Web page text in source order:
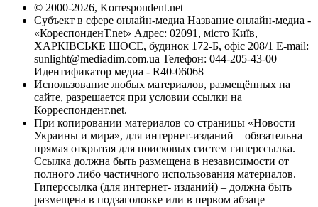
© 2000-2026, Korrespondent.net
Субъект в сфере онлайн-медиа Название онлайн-медиа -
«КореспонденТ.net» Адрес: 02091, місто Київ,
ХАРКІВСЬКЕ ШОСЕ, будинок 172-Б, офіс 208/1 E-mail:
sunlight@mediadim.com.ua Телефон: 044-205-43-00
Идентификатор медиа - R40-06068
Использование любых материалов, размещённых на
сайте, разрешается при условии ссылки на
Корреспондент.net.
При копировании материалов со страницы «Новости
Украины и мира», для интернет-изданий – обязательна
прямая открытая для поисковых систем гиперссылка.
Ссылка должна быть размещена в независимости от
полного либо частичного использования материалов.
Гиперссылка (для интернет- изданий) – должна быть
размещена в подзаголовке или в первом абзаце